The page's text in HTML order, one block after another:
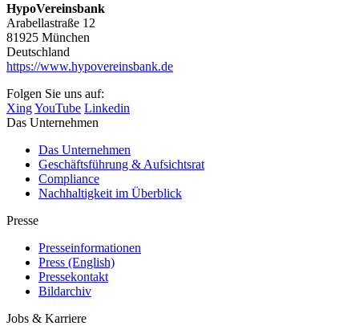
HypoVereinsbank
Arabellastraße 12
81925 München
Deutschland
https://www.hypovereinsbank.de
Folgen Sie uns auf:
XingYouTube Linkedin
Das Unternehmen
Das Unternehmen
Geschäftsführung & Aufsichtsrat
Compliance
Nachhaltigkeit im Überblick
Presse
Presseinformationen
Press (English)
Pressekontakt
Bildarchiv
Jobs & Karriere